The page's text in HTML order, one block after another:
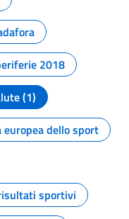
2018
(1)
europea dello sport
sportivi